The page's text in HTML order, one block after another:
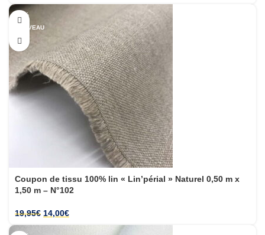
-30%
NOUVEAU
Coupon de tissu 100% lin « Lin’périal » Naturel 0,50 m x
1,50 m – N°102
19,95€ 14,00€